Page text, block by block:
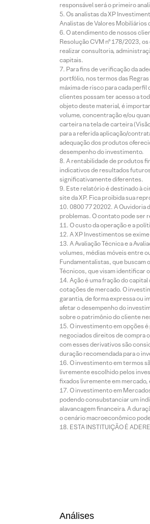
responsável será o primeiro
Os analistas da XP
Analistas de Valores Mobiliários
O atendimento de nossos
Resolução CVM nº 178/2023,
realizar consultoria,
capitais.
Para fins de verificação da
portfólio, nos termos das
máxima de risco para cada
clientes possam ter acesso a
objeto deste material, é
volume, concentração e/ou
carteira na tela de carteira
para a referida aplicação/
adequação dos produtos
desempenho do investimento.
A rentabilidade de produtos
indicativos de resultados
significativamente diferentes.
Este relatório é destinado à
site da XP. Fica proibida sua
0800 77 20202. A Ouvidoria
problemas. O contato pode ser
O custo da operação e a
A XP Investimentos se
A Avaliação Técnica e a
volumes, médias móveis entre
Fundamentalistas, que buscam
Técnicos, que visam identificar
Ação é uma fração do
cotações de mercado. O
garantia, de forma expressa ou
afetar o desempenho do
sobre o patrimônio do cliente
O investimento em opções
negociados direitos de compra
com esses derivativos são
duração recomendada para o
O investimento em termos
livremente escolhido pelos
fixados livremente em mercado,
O investimento em
podendo consubstanciar um
alavancagem financeira. A
o cenário macroeconômico
ESTA INSTITUIÇÃO É
Análises